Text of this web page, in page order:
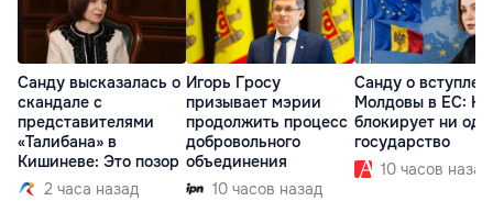
Санду высказалась о
скандале с
представителями
«Талибана» в
Кишиневе: Это позор
2 часа назад
Игорь Гросу
призывает мэрии
продолжить процесс
добровольного
объединения
10 часов назад
Санду о
Молдовы в ЕС:
блокирует ни
государство
10 часов назад